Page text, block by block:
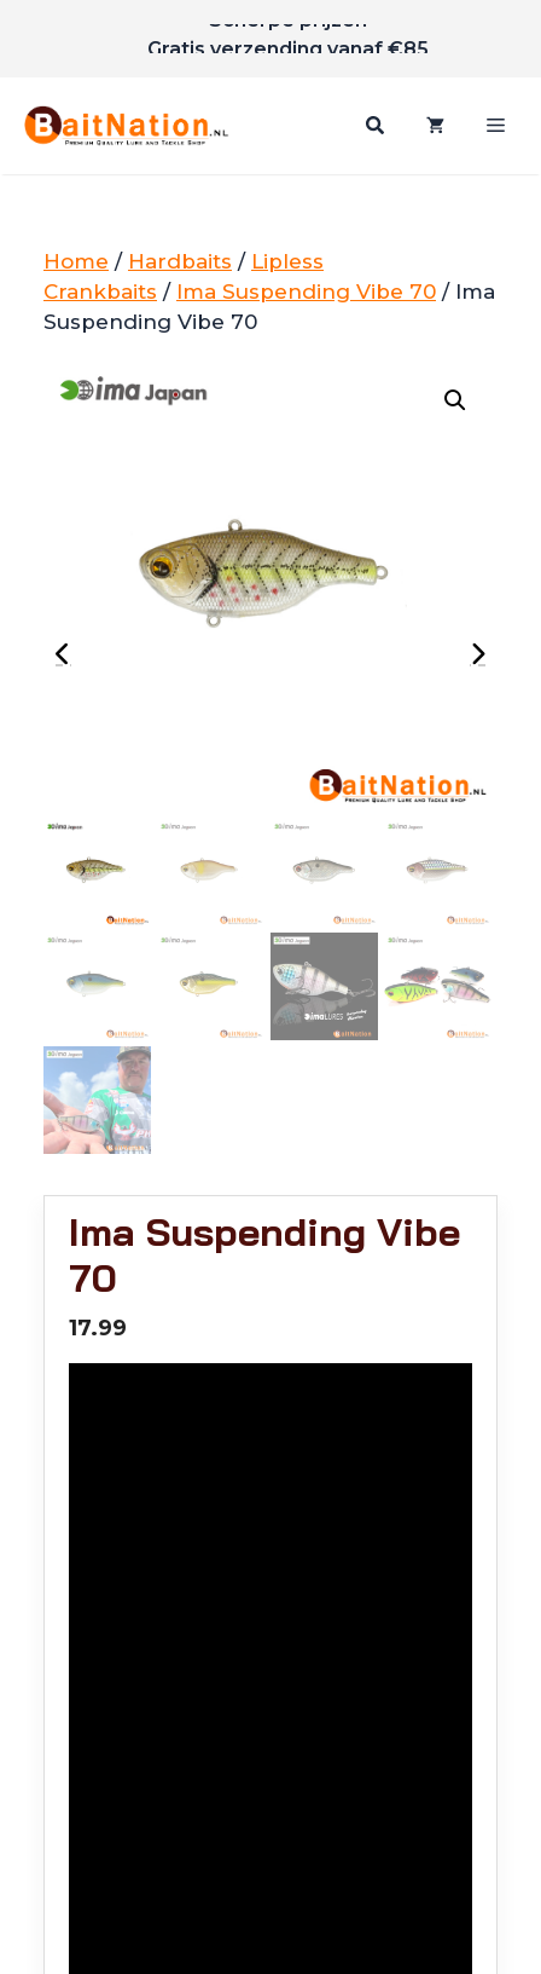
inhoud
Gratis verzending vanaf €85
Home / Hardbaits / Lipless
Crankbaits / Ima Suspending Vibe 70 / Ima
Suspending Vibe 70
Ima Suspending Vibe
70
17.99